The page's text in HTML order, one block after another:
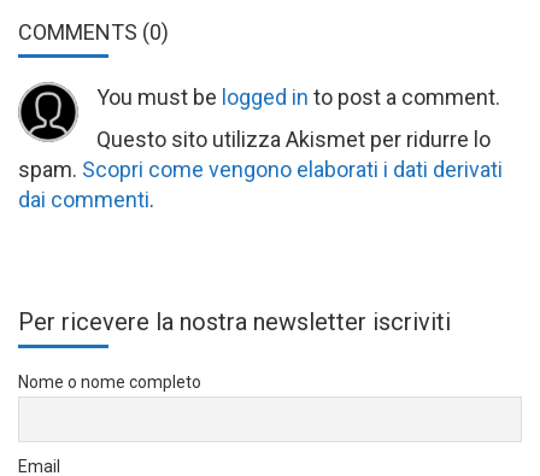
COMMENTS (0)
You must be logged in to post a comment.
Questo sito utilizza Akismet per ridurre lo
spam. Scopri come vengono elaborati i dati derivati
dai commenti.
Per ricevere la nostra newsletter iscriviti
Nome o nome completo
Email